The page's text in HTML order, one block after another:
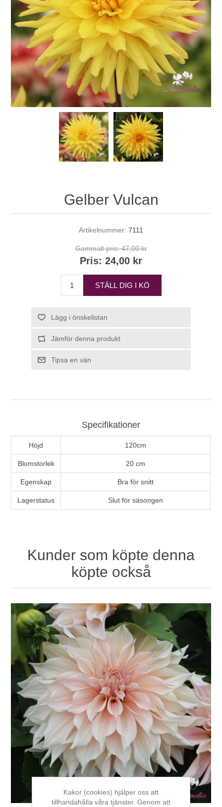
Gelber Vulcan
Artikelnummer: 7111
Gammalt pris: 47,00 kr
Pris: 24,00 kr
STÄLL DIG I KÖ
Lägg i önskelistan
Jämför denna produkt
Tipsa en vän
Specifikationer
Höjd 120cm
Blomstorlek 20 cm
Egenskap Bra för snitt
Lagerstatus Slut för säsongen
Kunder som köpte denna
köpte också
Kakor (cookies) hjälper oss att
tillhandahålla våra tjänster. Genom att